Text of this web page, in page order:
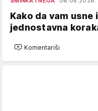
Kako da vam usne
jednostavna
Komentariši